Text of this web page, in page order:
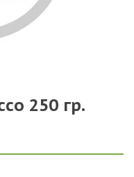
250 гр.